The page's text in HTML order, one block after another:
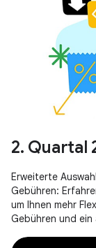
2. Quartal
Erweiterte
Gebühren:
um Ihnen mehr
Gebühren und